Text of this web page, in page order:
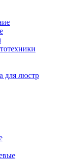
для люстр